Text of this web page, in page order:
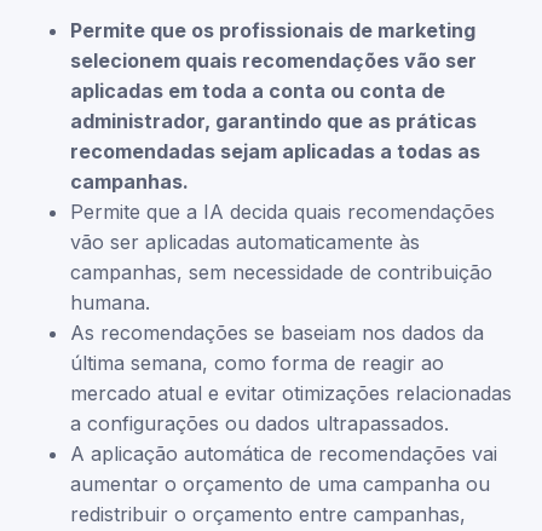
Permite que os profissionais de marketing
selecionem quais recomendações vão ser
aplicadas em toda a conta ou conta de
administrador, garantindo que as práticas
recomendadas sejam aplicadas a todas as
campanhas.
Permite que a IA decida quais recomendações
vão ser aplicadas automaticamente às
campanhas, sem necessidade de contribuição
humana.
As recomendações se baseiam nos dados da
última semana, como forma de reagir ao
mercado atual e evitar otimizações relacionadas
a configurações ou dados ultrapassados.
A aplicação automática de recomendações vai
aumentar o orçamento de uma campanha ou
redistribuir o orçamento entre campanhas,